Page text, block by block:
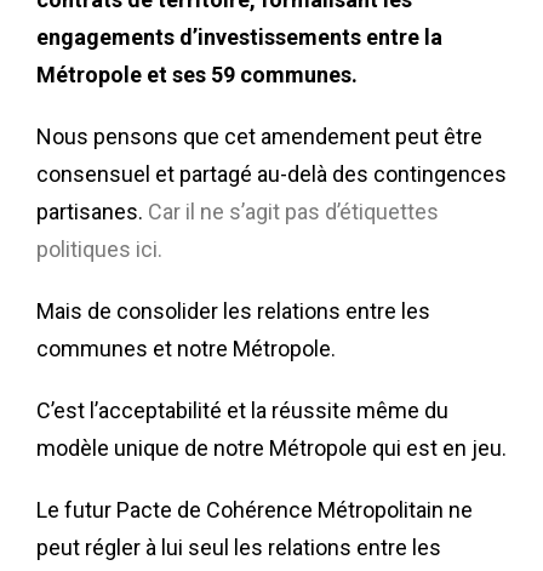
engagements d’investissements entre la
Métropole et ses 59 communes.
Nous pensons que cet amendement peut être
consensuel et partagé au-delà des contingences
partisanes. Car il ne s’agit pas d’étiquettes
politiques ici.
Mais de consolider les relations entre les
communes et notre Métropole.
C’est l’acceptabilité et la réussite même du
modèle unique de notre Métropole qui est en jeu.
Le futur Pacte de Cohérence Métropolitain ne
peut régler à lui seul les relations entre les